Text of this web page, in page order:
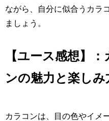
ながら、自分に似合うカラ
ましょう。
【ユース感想】：
ンの魅力と楽しみ
カラコンは、目の色やイメ